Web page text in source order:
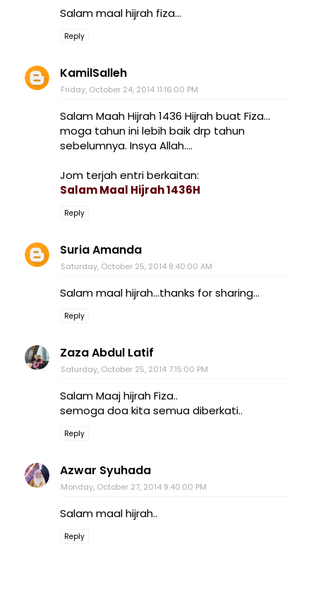
Salam maal hijrah fiza...
Reply
KamilSalleh
Friday, October 24, 2014 11:16:00 PM
Salam Maah Hijrah 1436 Hijrah buat Fiza...
moga tahun ini lebih baik drp tahun
sebelumnya. Insya Allah....
Jom terjah entri berkaitan:
Salam Maal Hijrah 1436H
Reply
Suria Amanda
Saturday, October 25, 2014 9:40:00 AM
Salam maal hijrah...thanks for sharing...
Reply
Zaza Abdul Latif
Saturday, October 25, 2014 7:15:00 PM
Salam Maaj hijrah Fiza..
semoga doa kita semua diberkati..
Reply
Azwar Syuhada
Monday, October 27, 2014 9:40:00 PM
Salam maal hijrah..
Reply